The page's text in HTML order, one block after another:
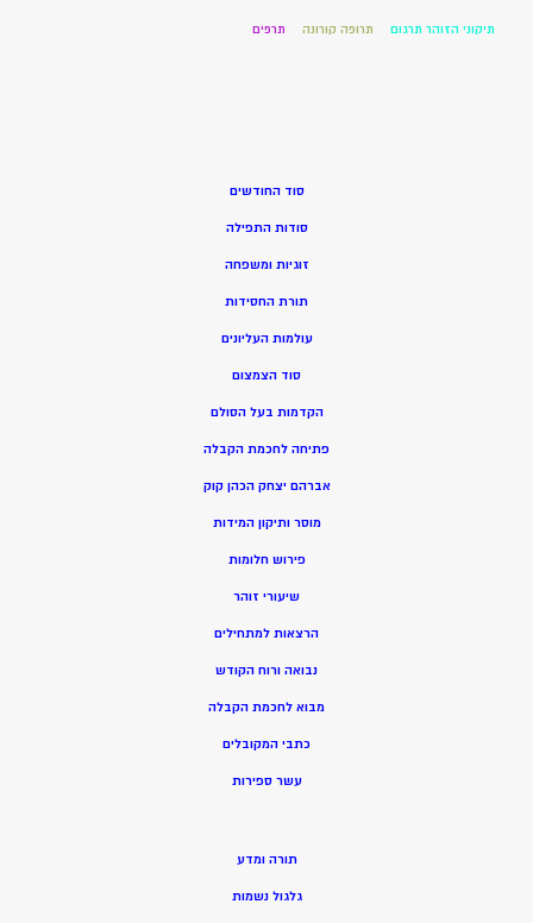
תיקוני הזוהר תרגום תרופה קורונה תרפים
סוד החודשים
סודות התפילה
זוגיות ומשפחה
תורת החסידות
עולמות העליונים
סוד הצמצום
הקדמות בעל הסולם
פתיחה לחכמת הקבלה
אברהם יצחק הכהן קוק
מוסר ותיקון המידות
פירוש חלומות
שיעורי זוהר
הרצאות למתחילים
נבואה ורוח הקודש
מבוא לחכמת הקבלה
כתבי המקובלים
עשר ספירות
תורה ומדע
גלגול נשמות